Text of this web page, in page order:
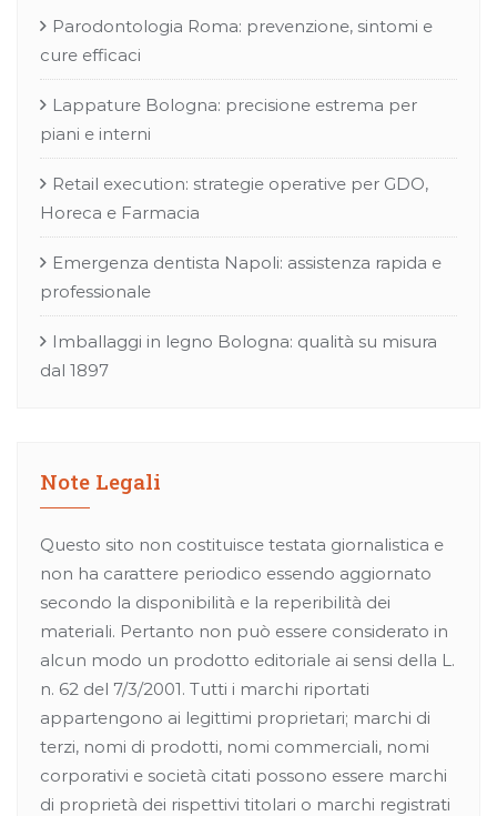
Parodontologia Roma: prevenzione, sintomi e
cure efficaci
Lappature Bologna: precisione estrema per
piani e interni
Retail execution: strategie operative per GDO,
Horeca e Farmacia
Emergenza dentista Napoli: assistenza rapida e
professionale
Imballaggi in legno Bologna: qualità su misura
dal 1897
Note Legali
Questo sito non costituisce testata giornalistica e
non ha carattere periodico essendo aggiornato
secondo la disponibilità e la reperibilità dei
materiali. Pertanto non può essere considerato in
alcun modo un prodotto editoriale ai sensi della L.
n. 62 del 7/3/2001. Tutti i marchi riportati
appartengono ai legittimi proprietari; marchi di
terzi, nomi di prodotti, nomi commerciali, nomi
corporativi e società citati possono essere marchi
di proprietà dei rispettivi titolari o marchi registrati